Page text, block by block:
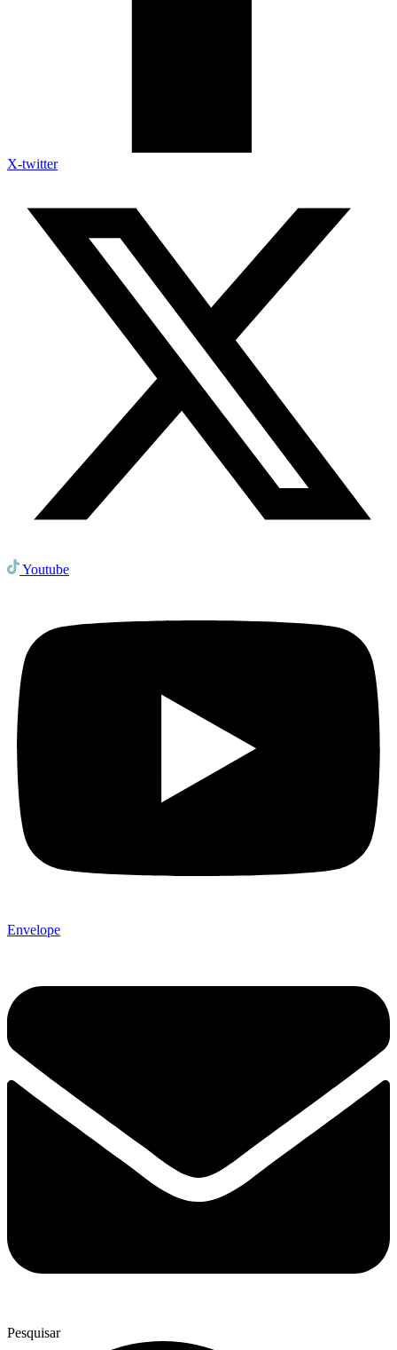
X-twitter
Youtube
Envelope
Pesquisar